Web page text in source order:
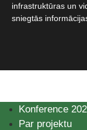
infrastruktūras un
sniegtās
Konference
Par projektu